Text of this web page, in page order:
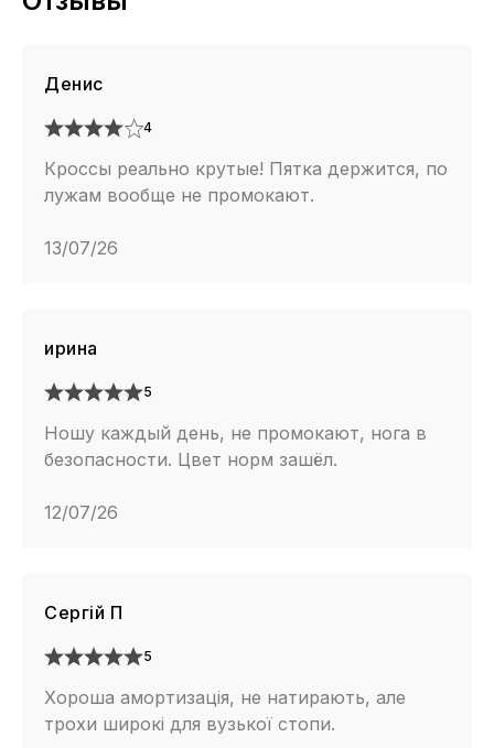
Денис
4
Кроссы реально крутые! Пятка держится, по
лужам вообще не промокают.
13/07/26
ирина
5
Ношу каждый день, не промокают, нога в
безопасности. Цвет норм зашёл.
12/07/26
Сергій П
5
Хороша амортизація, не натирають, але
трохи широкі для вузької стопи.